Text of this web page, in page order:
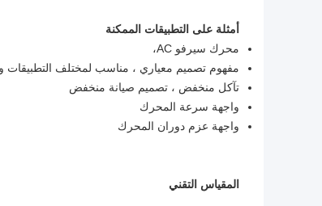
أمثلة على التطبيقات الممكنة
محرك سيرفو AC،
مفهوم تصميم معياري ، مناسب لمختلف التطبيقات
تآكل منخفض ، تصميم صيانة منخفض
واجهة سرعة المحرك
واجهة عزم دوران المحرك
المقياس التقني